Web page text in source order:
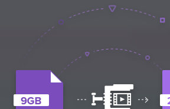
Os produtos e atualizações mais recentes.